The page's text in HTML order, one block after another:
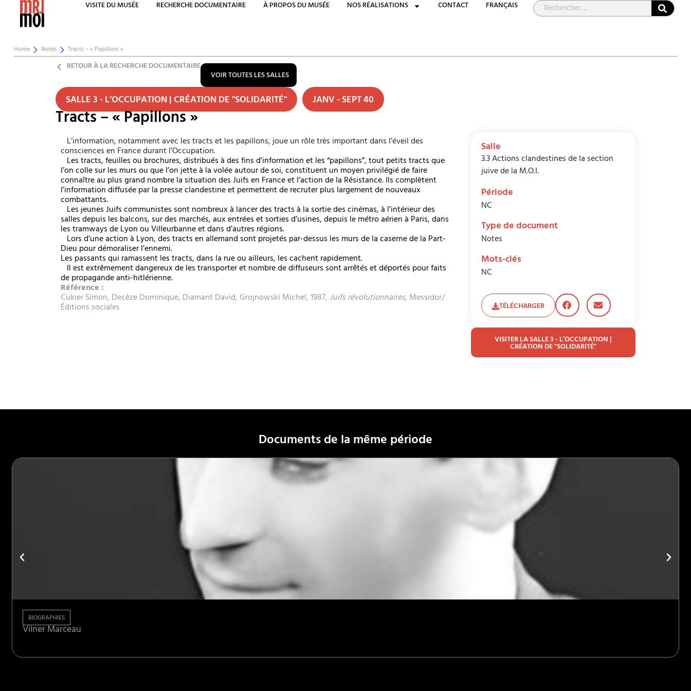
VISITE DU MUSÉE RECHERCHE DOCUMENTAIRE À PROPOS DU MUSÉE NOS RÉALISATIONS CONTACT FRANÇAIS
Home Notes Tracts – « Papillons »
RETOUR À LA RECHERCHE DOCUMENTAIRE
VOIR TOUTES LES SALLES
SALLE 3 - L’OCCUPATION | CRÉATION DE "SOLIDARITÉ" JANV - SEPT 40
Tracts – « Papillons »
L’information, notamment avec les tracts et les papillons, joue un rôle très important dans l’éveil des
consciences en France durant l’Occupation.
Les tracts, feuilles ou brochures, distribués à des fins d’information et les “papillons”, tout petits tracts que
l’on colle sur les murs ou que l’on jette à la volée autour de soi, constituent un moyen privilégié de faire
connaître au plus grand nombre la situation des Juifs en France et l’action de la Résistance. Ils complètent
l’information diffusée par la presse clandestine et permettent de recruter plus largement de nouveaux
combattants.
Les jeunes Juifs communistes sont nombreux à lancer des tracts à la sortie des cinémas, à l’intérieur des
salles depuis les balcons, sur des marchés, aux entrées et sorties d’usines, depuis le métro aérien à Paris, dans
les tramways de Lyon ou Villeurbanne et dans d’autres régions.
Lors d’une action à Lyon, des tracts en allemand sont projetés par-dessus les murs de la caserne de la Part-
Dieu pour démoraliser l’ennemi.
Les passants qui ramassent les tracts, dans la rue ou ailleurs, les cachent rapidement.
Il est extrêmement dangereux de les transporter et nombre de diffuseurs sont arrêtés et déportés pour faits
de propagande anti-hitlérienne.
Référence :
Cukier Simon, Decèze Dominique, Diamant David, Grojnowski Michel, 1987,Juifs révolutionnaires, Messidor/
Éditions sociales
Salle
3.3 Actions clandestines de la section
juive de la M.O.I.
Période
NC
Type de document
Notes
Mots-clés
NC
TÉLÉCHARGER
VISITER LA SALLE 3 - L’OCCUPATION |
CRÉATION DE "SOLIDARITÉ"
Documents de la même période
BIOGRAPHIES
Vilner Marceau